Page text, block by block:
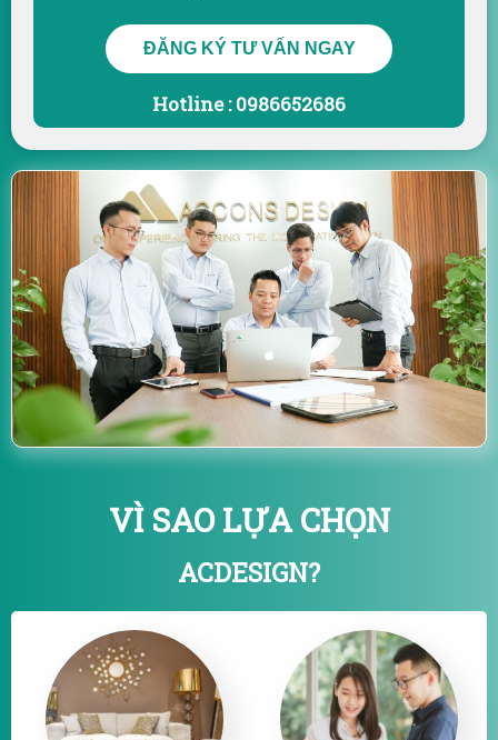
ĐĂNG KÝ TƯ VẤN NGAY
Hotline : 0986652686
VÌ SAO LỰA CHỌN
ACDESIGN?